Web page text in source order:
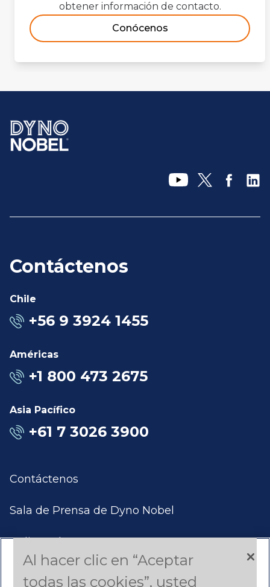
obtener información de contacto.
Conócenos
Contáctenos
Chile
+56 9 3924 1455
Américas
+1 800 473 2675
Asia Pacífico
+61 7 3026 3900
Contáctenos
Sala de Prensa de Dyno Nobel
Aplicar Ahora
Productos y Servicios
Al hacer clic en “Aceptar
todas las cookies”, usted